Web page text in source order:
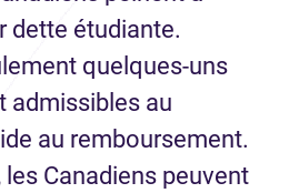
dette étudiante.
quelques-uns
admissibles au
au remboursement.
Canadiens peuvent